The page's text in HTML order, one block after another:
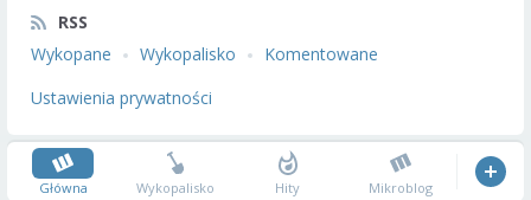
RSS
Wykopane
Wykopalisko
Komentowane
Ustawienia prywatności
Główna Wykopalisko Hity Mikroblog